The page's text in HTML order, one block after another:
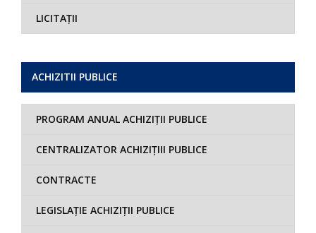
LICITAȚII
ACHIZITII PUBLICE
PROGRAM ANUAL ACHIZIȚII PUBLICE
CENTRALIZATOR ACHIZIȚIII PUBLICE
CONTRACTE
LEGISLAȚIE ACHIZIȚII PUBLICE